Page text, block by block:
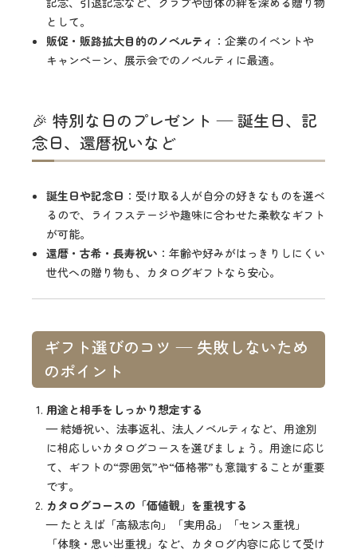
として。
販促・販路拡大目的のノベルティ ：企業のイベントや
キャンペーン、展示会でのノベルティに最適。
🎉 特別な日のプレゼント — 誕生日、記
念日、還暦祝いなど
誕生日や記念日 ：受け取る人が自分の好きなものを選べ
るので、ライフステージや趣味に合わせた柔軟なギフト
が可能。
還暦・古希・長寿祝い ：年齢や好みがはっきりしにくい
世代への贈り物も、カタログギフトなら安心。
ギフト選びのコツ — 失敗しないため
のポイント
用途と相手をしっかり想定する
— 結婚祝い、法事返礼、法人ノベルティなど、用途別
に相応しいカタログコースを選びましょう。用途に応じ
て、ギフトの“雰囲気”や“価格帯”も意識することが重要
です。
カタログコースの「価値観」を重視する
— たとえば「高級志向」「実用品」「センス重視」
「体験・思い出重視」など、カタログ内容に応じて受け